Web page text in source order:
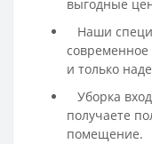
выгодные
Наши
современное
и только
Уборка
получаете
помещение.